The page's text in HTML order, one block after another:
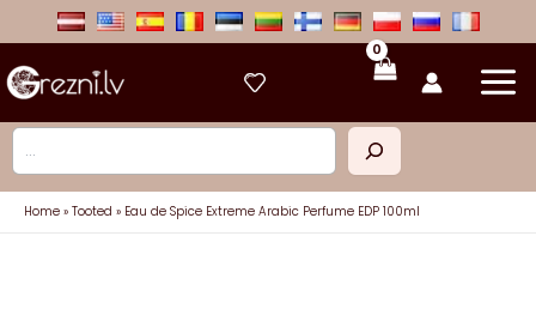
Otsi
Home Tooted Eau de Spice Extreme Arabic Perfume EDP 100ml